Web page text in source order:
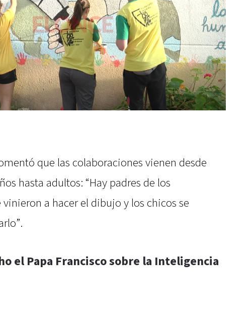
que las colaboraciones vienen desde
hasta adultos: “Hay padres de los
a hacer el dibujo y los chicos se
el Papa Francisco sobre la Inteligencia